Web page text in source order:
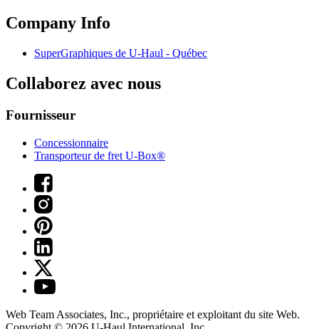
Company Info
SuperGraphiques de U-Haul - Québec
Collaborez avec nous
Fournisseur
Concessionnaire
Transporteur de fret U-Box®
Web Team Associates, Inc., propriétaire et exploitant du site Web.